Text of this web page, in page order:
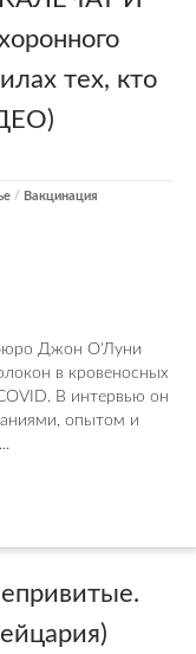
тех, кто
/ Вакцинация
Джон О'Луни
в кровеносных
В интервью он
опытом и